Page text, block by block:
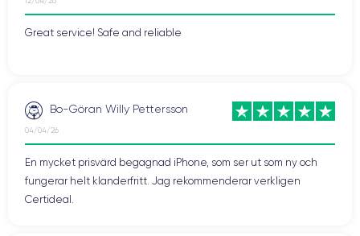
Great service! Safe and reliable
Bo-Göran Willy Pettersson
04/04/26
En mycket prisvärd begagnad iPhone, som ser ut som ny och
fungerar helt klanderfritt. Jag rekommenderar verkligen
Certideal.